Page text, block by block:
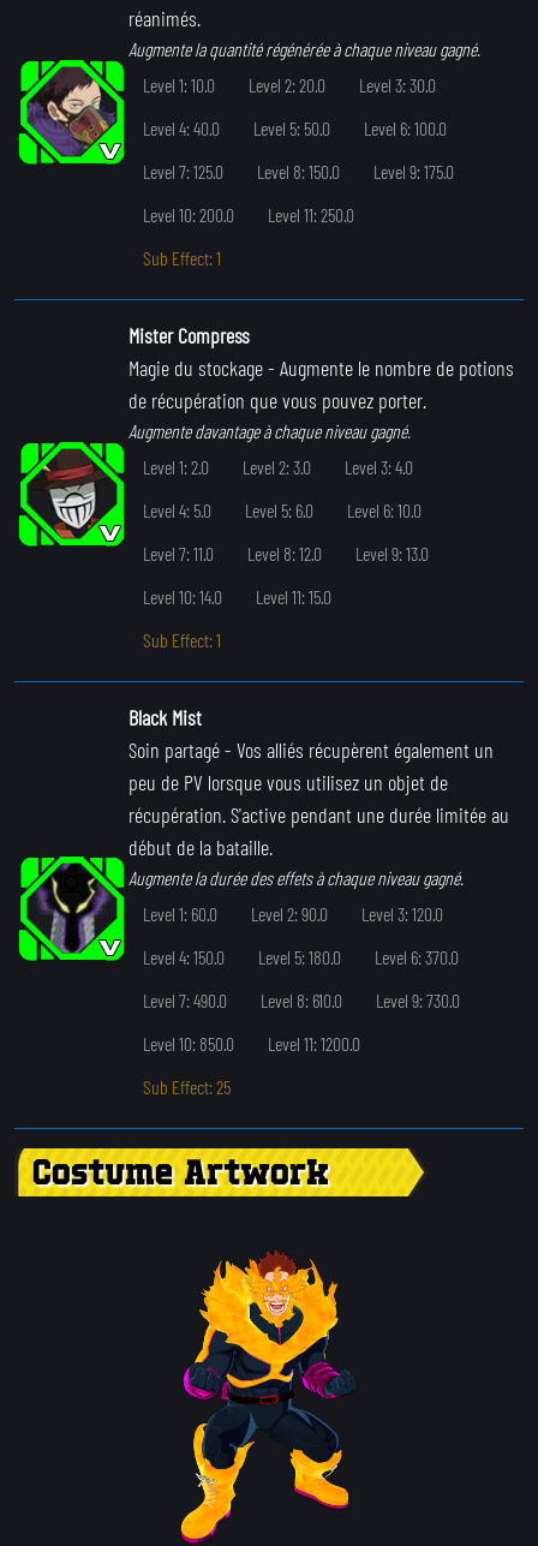
réanimés.
Augmente la quantité régénérée à chaque niveau gagné.
Level 1: 10.0
Level 2: 20.0
Level 3: 30.0
Level 4: 40.0
Level 5: 50.0
Level 6: 100.0
Level 7: 125.0
Level 8: 150.0
Level 9: 175.0
Level 10: 200.0
Level 11: 250.0
Sub Effect: 1
Mister Compress
Magie du stockage- Augmente le nombre de potions
de récupération que vous pouvez porter.
Augmente davantage à chaque niveau gagné.
Level 1: 2.0
Level 2: 3.0
Level 3: 4.0
Level 4: 5.0
Level 5: 6.0
Level 6: 10.0
Level 7: 11.0
Level 8: 12.0
Level 9: 13.0
Level 10: 14.0
Level 11: 15.0
Sub Effect: 1
Black Mist
Soin partagé- Vos alliés récupèrent également un
peu de PV lorsque vous utilisez un objet de
récupération. S'active pendant une durée limitée au
début de la bataille.
Augmente la durée des effets à chaque niveau gagné.
Level 1: 60.0
Level 2: 90.0
Level 3: 120.0
Level 4: 150.0
Level 5: 180.0
Level 6: 370.0
Level 7: 490.0
Level 8: 610.0
Level 9: 730.0
Level 10: 850.0
Level 11: 1200.0
Sub Effect: 25
Costume Artwork